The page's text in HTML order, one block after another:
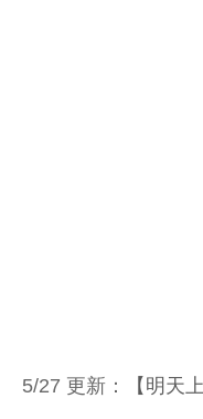
5/27 更新： 【明天